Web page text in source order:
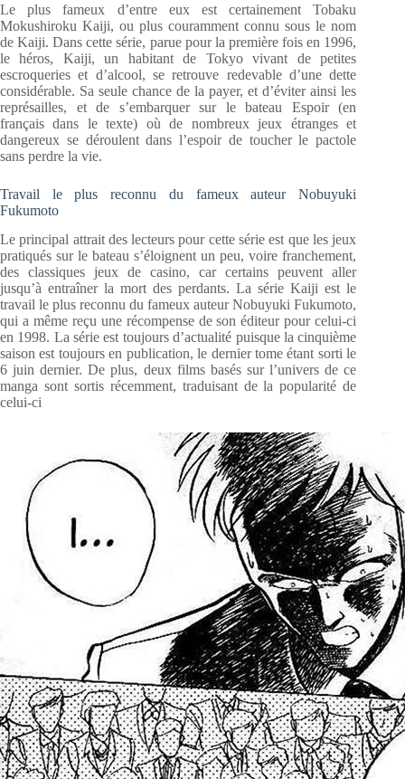
Le plus fameux d’entre eux est certainement Tobaku
Mokushiroku Kaiji, ou plus couramment connu sous le nom
de Kaiji. Dans cette série, parue pour la première fois en 1996,
le héros, Kaiji, un habitant de Tokyo vivant de petites
escroqueries et d’alcool, se retrouve redevable d’une dette
considérable. Sa seule chance de la payer, et d’éviter ainsi les
représailles, et de s’embarquer sur le bateau Espoir (en
français dans le texte) où de nombreux jeux étranges et
dangereux se déroulent dans l’espoir de toucher le pactole
sans perdre la vie.
Travail le plus reconnu du fameux auteur Nobuyuki
Fukumoto
Le principal attrait des lecteurs pour cette série est que les jeux
pratiqués sur le bateau s’éloignent un peu, voire franchement,
des classiques jeux de casino, car certains peuvent aller
jusqu’à entraîner la mort des perdants. La série Kaiji est le
travail le plus reconnu du fameux auteur Nobuyuki Fukumoto,
qui a même reçu une récompense de son éditeur pour celui-ci
en 1998. La série est toujours d’actualité puisque la cinquième
saison est toujours en publication, le dernier tome étant sorti le
6 juin dernier. De plus, deux films basés sur l’univers de ce
manga sont sortis récemment, traduisant de la popularité de
celui-ci